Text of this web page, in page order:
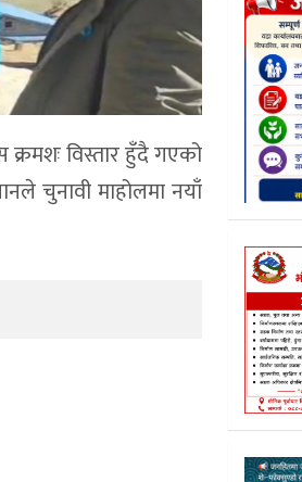
क्रमशः विस्तार हुँदै गएको
चुनावी माहोलमा नयाँ